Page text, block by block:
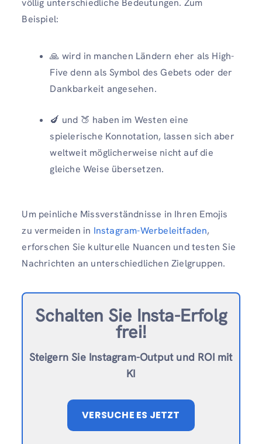
Beispiel:
🙏 wird in manchen Ländern eher als High-
Five denn als Symbol des Gebets oder der
Dankbarkeit angesehen.
🍆 und 🍑 haben im Westen eine
spielerische Konnotation, lassen sich aber
weltweit möglicherweise nicht auf die
gleiche Weise übersetzen.
Um peinliche Missverständnisse in Ihren Emojis
zu vermeiden in Instagram-Werbeleitfaden,
erforschen Sie kulturelle Nuancen und testen Sie
Nachrichten an unterschiedlichen Zielgruppen.
Schalten Sie Insta-Erfolg
frei!
Steigern Sie Instagram-Output und ROI mit
KI
VERSUCHE ES JETZT